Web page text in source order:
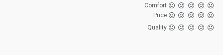
Comfort
Price
Quality